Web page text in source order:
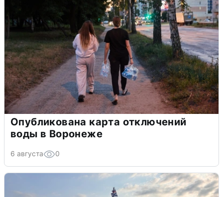
Опубликована карта отключений
воды в Воронеже
6 августа 0